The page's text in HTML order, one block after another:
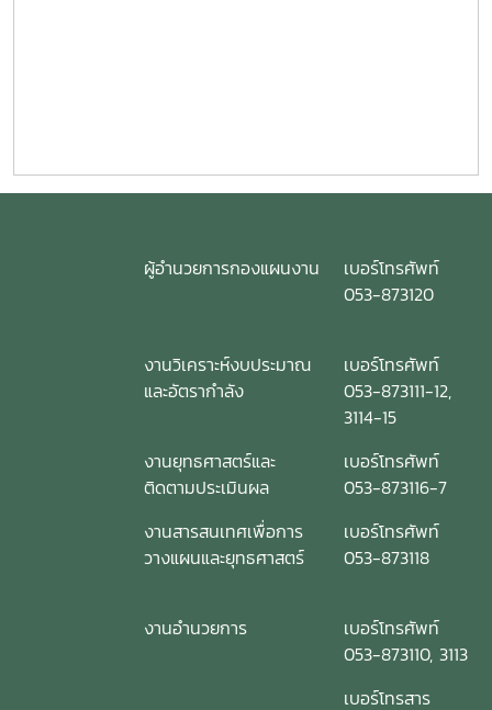
ผู้อำนวยการกองแผนงาน
เบอร์โทรศัพท์
053-873120
งานวิเคราะห์งบประมาณ
และอัตรากำลัง
เบอร์โทรศัพท์
053-873111-12,
3114-15
งานยุทธศาสตร์และ
ติดตามประเมินผล
เบอร์โทรศัพท์
053-873116-7
งานสารสนเทศเพื่อการ
วางแผนและยุทธศาสตร์
เบอร์โทรศัพท์
053-873118
งานอำนวยการ
เบอร์โทรศัพท์
053-873110, 3113
เบอร์โทรสาร